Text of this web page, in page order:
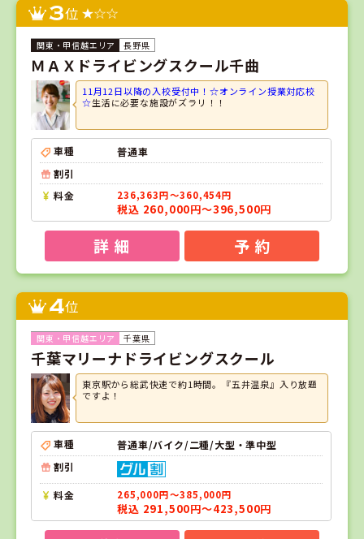
3位
長野県
ＭＡＸドライビングスクール千曲
11月12日以降の入校受付中！☆オンライン授業対応校
☆生活に必要な施設がズラリ！！
車種
普通車
割引
料金
236,363円～360,454円
税込 260,000円～396,500円
詳 細 予 約
4位
千葉県
千葉マリーナドライビングスクール
東京駅から総武快速で約1時間。『五井温泉』入り放題
ですよ！
車種
普通車/バイク/二種/大型・準中型
割引
料金 265,000円～385,000円
税込 291,500円～423,500円